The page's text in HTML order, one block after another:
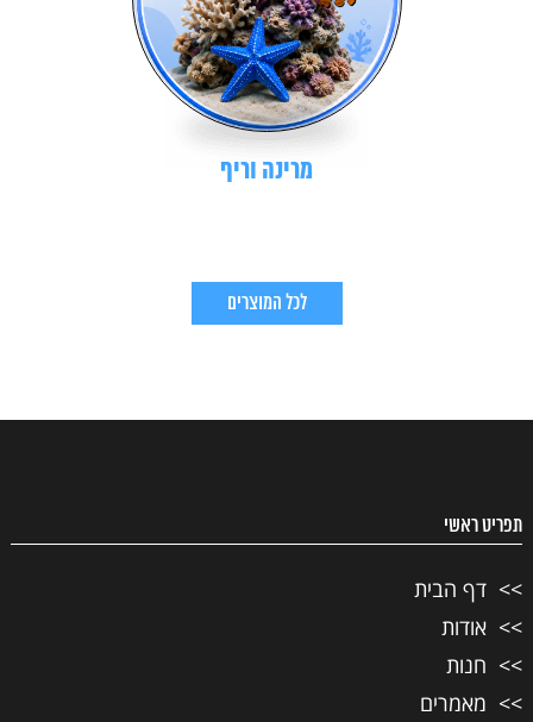
מרינה וריף
לכל המוצרים
תפריט ראשי
דף הבית
אודות
חנות
מאמרים